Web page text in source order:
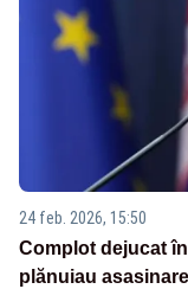
24 feb. 2026, 15:50
Complot dejucat
plănuiau